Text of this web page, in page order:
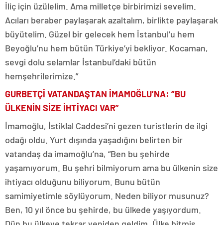
İliç için üzülelim. Ama milletçe birbirimizi sevelim.
Acıları beraber paylaşarak azaltalım, birlikte paylaşarak
büyütelim. Güzel bir gelecek hem İstanbul’u hem
Beyoğlu’nu hem bütün Türkiye’yi bekliyor. Kocaman,
sevgi dolu selamlar İstanbul’daki bütün
hemşehrilerimize.”
GURBETÇİ VATANDAŞTAN İMAMOĞLU’NA: “BU
ÜLKENİN SİZE İHTİYACI VAR”
İmamoğlu, İstiklal Caddesi’ni gezen turistlerin de ilgi
odağı oldu. Yurt dışında yaşadığını belirten bir
vatandaş da imamoğlu’na, “Ben bu şehirde
yaşamıyorum. Bu şehri bilmiyorum ama bu ülkenin size
ihtiyacı olduğunu biliyorum. Bunu bütün
samimiyetimle söylüyorum. Neden biliyor musunuz?
Ben, 10 yıl önce bu şehirde, bu ülkede yaşıyordum.